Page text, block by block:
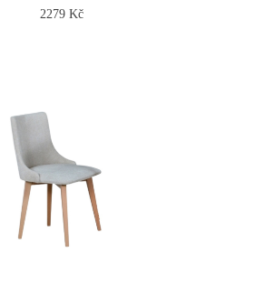
2279 Kč